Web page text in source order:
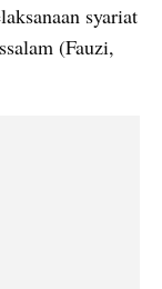
syariat
(Fauzi,